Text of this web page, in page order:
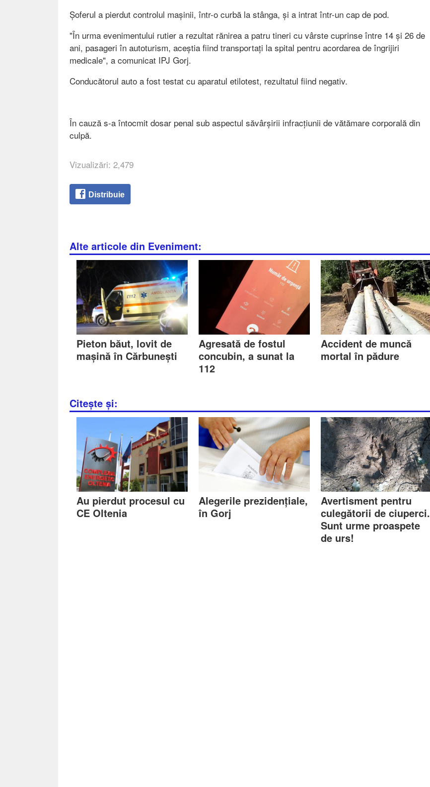
Șoferul a pierdut controlul mașinii, într-o curbă la stânga, și a intrat într-un cap de pod.
"În urma evenimentului rutier a rezultat rănirea a patru tineri cu vârste cuprinse între 14 și 26 de
ani, pasageri în autoturism, aceștia fiind transportați la spital pentru acordarea de îngrijiri
medicale", a comunicat IPJ Gorj.
Conducătorul auto a fost testat cu aparatul etilotest, rezultatul fiind negativ.
În cauză s-a întocmit dosar penal sub aspectul săvârșirii infracțiunii de vătămare corporală din
culpă.
Vizualizări: 2,479
Distribuie
Alte articole din Eveniment:
Pieton băut, lovit de
mașină în Cărbunești
Agresată de fostul
concubin, a sunat la
112
Accident de muncă
mortal în pădure
Citește și:
Au pierdut procesul cu
CE Oltenia
Alegerile prezidențiale,
în Gorj
Avertisment pentru
culegătorii de ciuperci.
Sunt urme proaspete
de urs!